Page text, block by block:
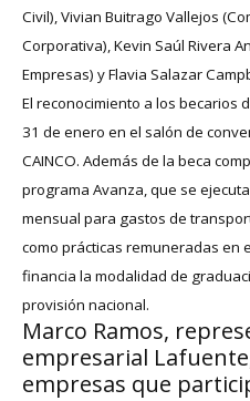
Civil), Vivian Buitrago Vallejos
Corporativa), Kevin Saúl Rivera
Empresas) y Flavia Salazar
El reconocimiento a los becarios
31 de enero en el salón de
CAINCO. Además de la beca
programa Avanza, que se
mensual para gastos de
como prácticas remuneradas en
financia la modalidad de
provisión nacional.
Marco Ramos,
empresarial
empresas que